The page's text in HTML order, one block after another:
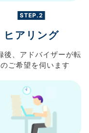
STEP.2
ヒアリング
後、 アドバイザーが転
ご希望を伺います